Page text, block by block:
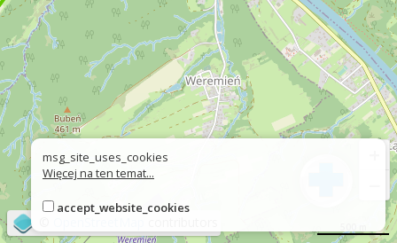
msg_site_uses_cookies
Więcej na ten temat...
accept_website_cookies